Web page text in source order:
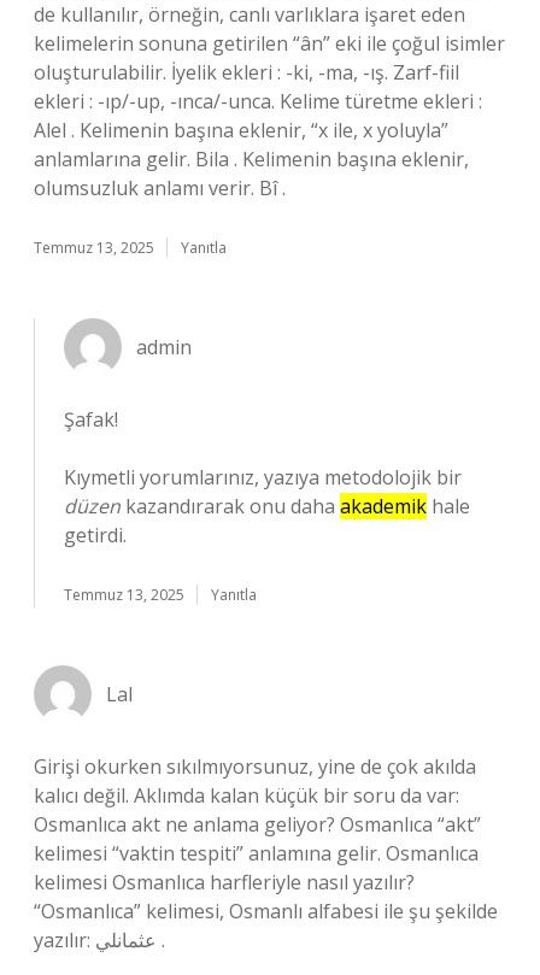
de kullanılır, örneğin, canlı varlıklara işaret eden
kelimelerin sonuna getirilen “ân” eki ile çoğul isimler
oluşturulabilir. İyelik ekleri : -ki, -ma, -ış. Zarf-fiil
ekleri : -ıp/-up, -ınca/-unca. Kelime türetme ekleri :
Alel . Kelimenin başına eklenir, “x ile, x yoluyla”
anlamlarına gelir. Bila . Kelimenin başına eklenir,
olumsuzluk anlamı verir. Bî .
Temmuz 13, 2025 Yanıtla
admin
Şafak!
Kıymetli yorumlarınız, yazıya metodolojik bir
düzen kazandırarak onu daha akademik hale
getirdi.
Temmuz 13, 2025 Yanıtla
Lal
Girişi okurken sıkılmıyorsunuz, yine de çok akılda
kalıcı değil. Aklımda kalan küçük bir soru da var:
Osmanlıca akt ne anlama geliyor? Osmanlıca “akt”
kelimesi “vaktin tespiti” anlamına gelir. Osmanlıca
kelimesi Osmanlıca harfleriyle nasıl yazılır?
“Osmanlıca” kelimesi, Osmanlı alfabesi ile şu şekilde
yazılır: عثمانلي .